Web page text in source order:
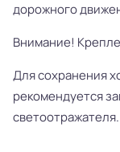
дорожного
Внимание!
Для сохранения
рекомендуется
светоотражателя.